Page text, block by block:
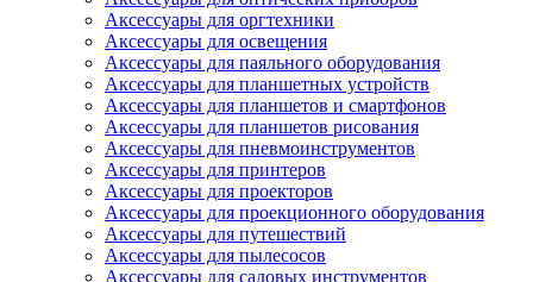
Аксессуары для оргтехники
Аксессуары для освещения
Аксессуары для паяльного оборудования
Аксессуары для планшетных устройств
Аксессуары для планшетов и смартфонов
Аксессуары для планшетов рисования
Аксессуары для пневмоинструментов
Аксессуары для принтеров
Аксессуары для проекторов
Аксессуары для проекционного оборудования
Аксессуары для путешествий
Аксессуары для пылесосов
Аксессуары для садовых инструментов